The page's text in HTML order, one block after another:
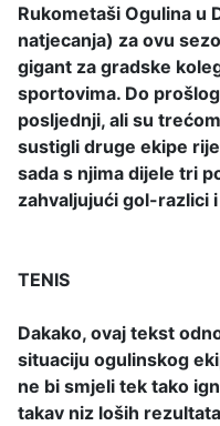
Rukometaši Ogulina u
natjecanja) za ovu
gigant za gradske
sportovima. Do
posljednji, ali su
sustigli druge ekipe
sada s njima dijele tri
zahvaljujući gol-razlici
TENIS
Dakako, ovaj tekst
situaciju ogulinskog
ne bi smjeli tek tako
takav niz loših